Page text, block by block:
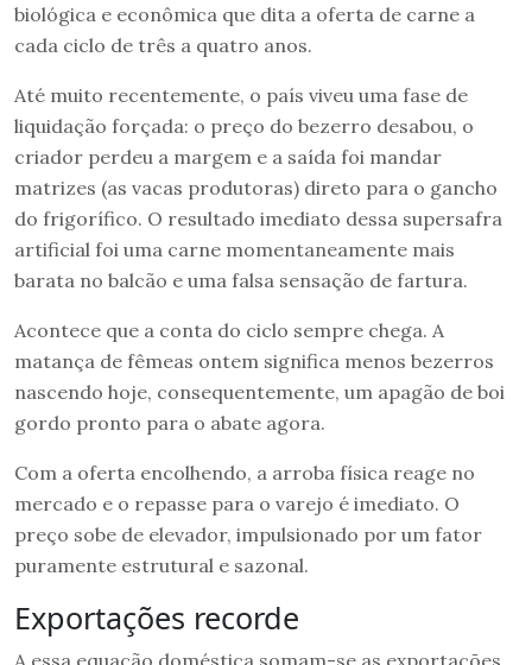
biológica e econômica que dita a oferta de carne a
cada ciclo de três a quatro anos.
Até muito recentemente, o país viveu uma fase de
liquidação forçada: o preço do bezerro desabou, o
criador perdeu a margem e a saída foi mandar
matrizes (as vacas produtoras) direto para o gancho
do frigorífico. O resultado imediato dessa supersafra
artificial foi uma carne momentaneamente mais
barata no balcão e uma falsa sensação de fartura.
Acontece que a conta do ciclo sempre chega. A
matança de fêmeas ontem significa menos bezerros
nascendo hoje, consequentemente, um apagão de boi
gordo pronto para o abate agora.
Com a oferta encolhendo, a arroba física reage no
mercado e o repasse para o varejo é imediato. O
preço sobe de elevador, impulsionado por um fator
puramente estrutural e sazonal.
Exportações recorde
A essa equação doméstica somam-se as exportações